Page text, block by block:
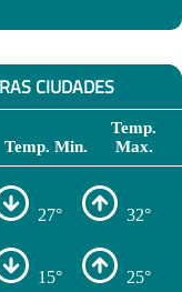
CIUDADES
Temp. Min.
Temp.
Max.
27° 32°
15° 25°